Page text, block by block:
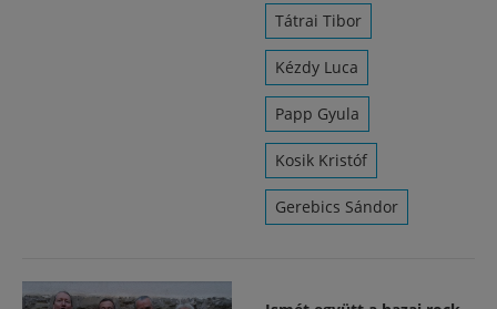
Tátrai Tibor
Kézdy Luca
Papp Gyula
Kosik Kristóf
Gerebics Sándor